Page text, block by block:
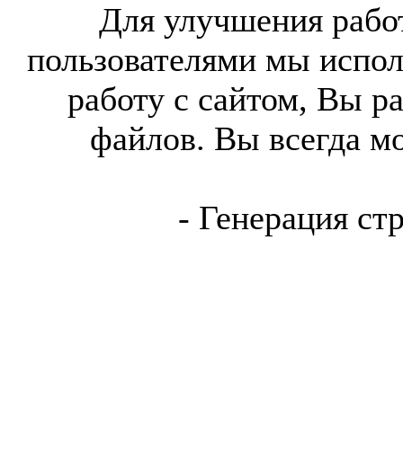
Для улучшения
пользователями мы
работу с сайтом, Вы
файлов. Вы всегда
- Генерация